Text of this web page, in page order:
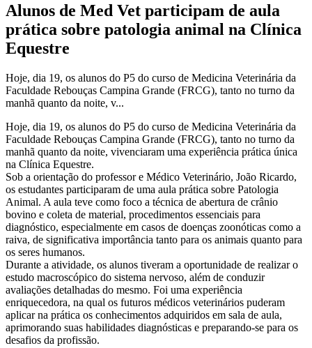
Alunos de Med Vet participam de aula
prática sobre patologia animal na Clínica
Equestre
Hoje, dia 19, os alunos do P5 do curso de Medicina Veterinária da
Faculdade Rebouças Campina Grande (FRCG), tanto no turno da
manhã quanto da noite, v...
Hoje, dia 19, os alunos do P5 do curso de Medicina Veterinária da
Faculdade Rebouças Campina Grande (FRCG), tanto no turno da
manhã quanto da noite, vivenciaram uma experiência prática única
na Clínica Equestre.
Sob a orientação do professor e Médico Veterinário, João Ricardo,
os estudantes participaram de uma aula prática sobre Patologia
Animal. A aula teve como foco a técnica de abertura de crânio
bovino e coleta de material, procedimentos essenciais para
diagnóstico, especialmente em casos de doenças zoonóticas como a
raiva, de significativa importância tanto para os animais quanto para
os seres humanos.
Durante a atividade, os alunos tiveram a oportunidade de realizar o
estudo macroscópico do sistema nervoso, além de conduzir
avaliações detalhadas do mesmo. Foi uma experiência
enriquecedora, na qual os futuros médicos veterinários puderam
aplicar na prática os conhecimentos adquiridos em sala de aula,
aprimorando suas habilidades diagnósticas e preparando-se para os
desafios da profissão.